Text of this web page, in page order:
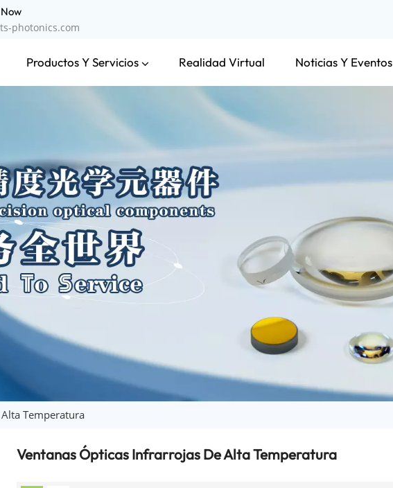
photonics.com
Productos Y Servicios Realidad Virtual Noticias Y Eventos
Temperatura
Ventanas Ópticas Infrarrojas De Alta Temperatura